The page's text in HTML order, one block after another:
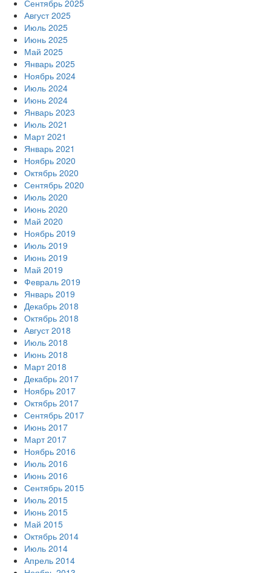
Сентябрь 2025
Август 2025
Июль 2025
Июнь 2025
Май 2025
Январь 2025
Ноябрь 2024
Июль 2024
Июнь 2024
Январь 2023
Июль 2021
Март 2021
Январь 2021
Ноябрь 2020
Октябрь 2020
Сентябрь 2020
Июль 2020
Июнь 2020
Май 2020
Ноябрь 2019
Июль 2019
Июнь 2019
Май 2019
Февраль 2019
Январь 2019
Декабрь 2018
Октябрь 2018
Август 2018
Июль 2018
Июнь 2018
Март 2018
Декабрь 2017
Ноябрь 2017
Октябрь 2017
Сентябрь 2017
Июнь 2017
Март 2017
Ноябрь 2016
Июль 2016
Июнь 2016
Сентябрь 2015
Июль 2015
Июнь 2015
Май 2015
Октябрь 2014
Июль 2014
Апрель 2014